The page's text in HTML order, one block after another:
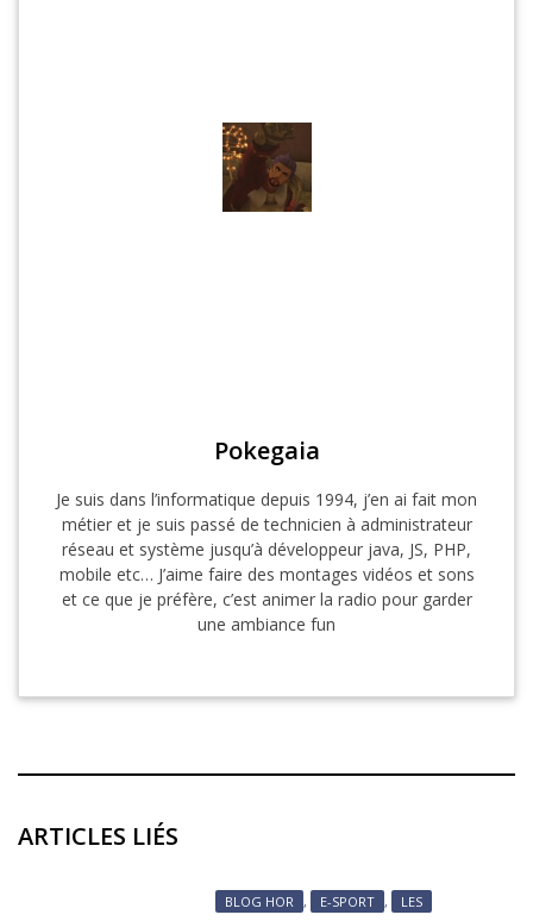
Pokegaia
Je suis dans l’informatique depuis 1994, j’en ai fait mon
métier et je suis passé de technicien à administrateur
réseau et système jusqu’à développeur java, JS, PHP,
mobile etc… J’aime faire des montages vidéos et sons
et ce que je préfère, c’est animer la radio pour garder
une ambiance fun
ARTICLES LIÉS
BLOG HOR , E-SPORT , LES